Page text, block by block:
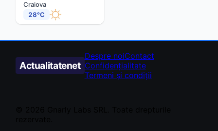
Craiova
28°C
Actualitatenet
Despre noiContact
Confidențialitate
Termeni și condiții